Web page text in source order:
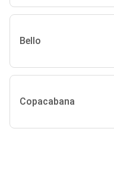
Bello
Copacabana